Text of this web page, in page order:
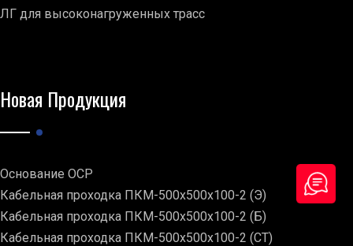
ЛГ для высоконагруженных трасс
Новая Продукция
Основание ОСР
Кабельная проходка ПКМ-500х500х100-2 (Э)
Кабельная проходка ПКМ-500х500х100-2 (Б)
Кабельная проходка ПКМ-500х500х100-2 (СТ)